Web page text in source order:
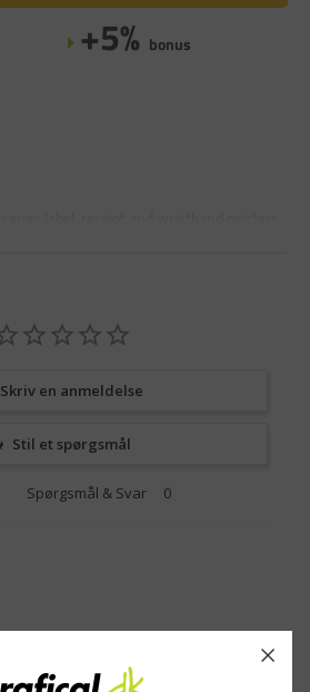
+5% bonus
Skriv en anmeldelse
Stil et spørgsmål
Spørgsmål & Svar